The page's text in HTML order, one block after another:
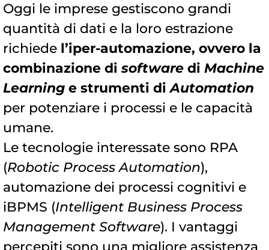
Oggi le imprese gestiscono grandi
quantità di dati e la loro estrazione
richiede l’iper-automazione, ovvero la
combinazione disoftware di Machine
Learning e strumenti diAutomation
per potenziare i processi e le capacità
umane.
Le tecnologie interessate sono RPA
(Robotic Process Automation),
automazione dei processi cognitivi e
iBPMS (Intelligent Business Process
Management Software). I vantaggi